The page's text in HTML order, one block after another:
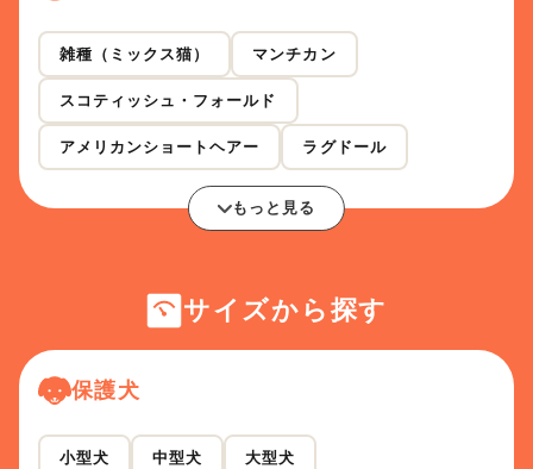
雑種（ミックス猫） マンチカン
スコティッシュ・フォールド
アメリカンショートヘアー ラグドール
もっと見る
サイズから探す
保護犬
小型犬 中型犬 大型犬